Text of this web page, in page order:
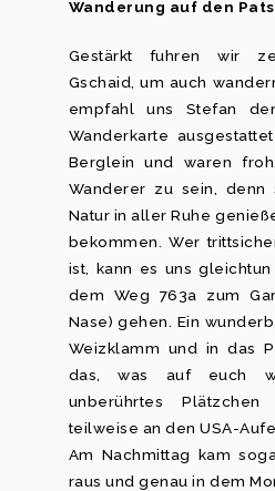
Wanderung auf den
Gestärkt fuhren wir
Gschaid, um auch
empfahl uns Stefan
Wanderkarte
Berglein und waren
Wanderer zu sein,
Natur in aller Ruhe
bekommen. Wer
ist, kann es uns
dem Weg 763a zum
Nase) gehen. Ein
Weizklamm und in das
das, was auf euch
unberührtes
teilweise an den USA-
Am Nachmittag kam
raus und genau in dem